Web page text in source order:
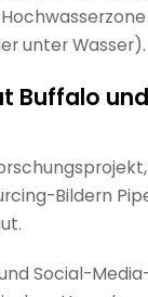
unter Wasser).
Buffalo
Bildern
Social-